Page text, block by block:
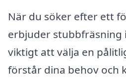
När du söker efter ett
erbjuder stubbfräsning
viktigt att välja en
förstår dina behov och